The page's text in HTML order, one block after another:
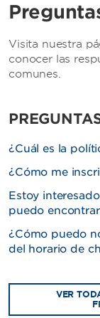
Visita nuestra
conocer las
comunes.
¿Cuál es la
¿Cómo me
Estoy
puedo
¿Cómo puedo
del horario de
VER